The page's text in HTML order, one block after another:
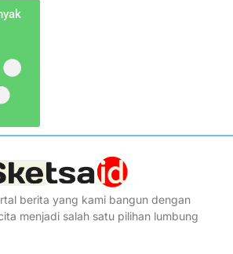
berita yang kami bangun dengan
menjadi salah satu pilihan lumbung